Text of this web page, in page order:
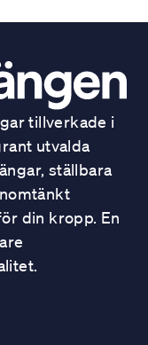
tillverkade i
utvalda
ställbara
din kropp. En